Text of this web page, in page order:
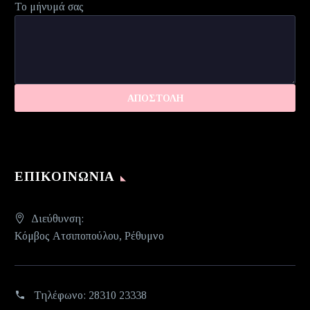
Το μήνυμά σας
ΕΠΙΚΟΙΝΩΝΊΑ
Διεύθυνση:
Κόμβος Ατσιποπούλου, Ρέθυμνο
Τηλέφωνο: 28310 23338